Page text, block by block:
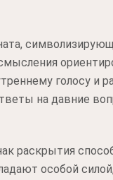
голосу и
на давние
раскрытия
особой